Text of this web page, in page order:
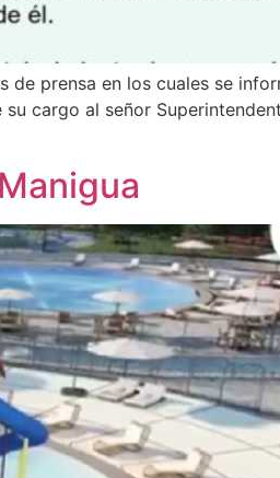
de prensa en los cuales se
cargo al señor